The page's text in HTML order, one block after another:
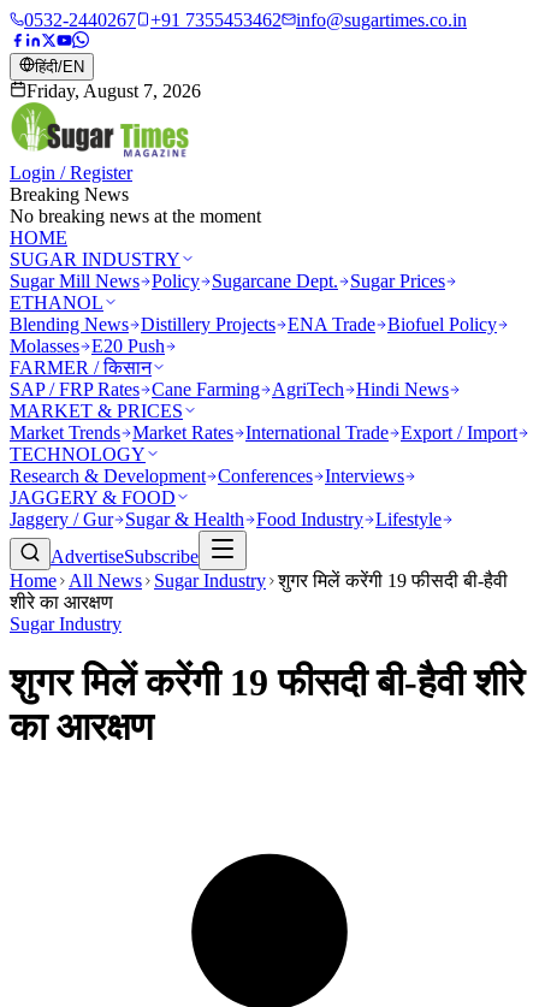
0532-2440267 +91 7355453462 info@sugartimes.co.in
हिंदी/EN
Friday, August 7, 2026
Login / Register
Breaking News
No breaking news at the moment
HOME
SUGAR INDUSTRY
Sugar Mill News Policy Sugarcane Dept.
Sugar Prices
ETHANOL
Blending News Distillery Projects ENA Trade Biofuel Policy
Molasses E20 Push
FARMER / किसान
SAP / FRP Rates Cane Farming AgriTech
Hindi News
MARKET & PRICES
Market Trends Market Rates International Trade Export / Import
TECHNOLOGY
Research & Development Conferences Interviews
JAGGERY & FOOD
Jaggery / Gur
Sugar & Health Food Industry Lifestyle
AdvertiseSubscribe
Home
All News Sugar Industry शुगर मिलें करेंगी 19 फीसदी बी-हैवी
शीरे का आरक्षण
Sugar Industry
शुगर मिलें करेंगी 19 फीसदी बी-हैवी शीरे
का आरक्षण